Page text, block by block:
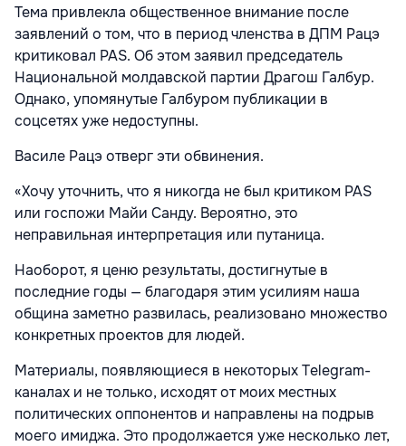
Тема привлекла общественное внимание после
заявлений о том, что в период членства в ДПМ Рацэ
критиковал PAS. Об этом заявил председатель
Национальной молдавской партии Драгош Галбур.
Однако, упомянутые Галбуром публикации в
соцсетях уже недоступны.
Василе Рацэ отверг эти обвинения.
«Хочу уточнить, что я никогда не был критиком PAS
или госпожи Майи Санду. Вероятно, это
неправильная интерпретация или путаница.
Наоборот, я ценю результаты, достигнутые в
последние годы — благодаря этим усилиям наша
община заметно развилась, реализовано множество
конкретных проектов для людей.
Материалы, появляющиеся в некоторых Telegram-
каналах и не только, исходят от моих местных
политических оппонентов и направлены на подрыв
моего имиджа. Это продолжается уже несколько лет,